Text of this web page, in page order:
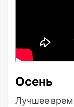
Осень
Лучшее